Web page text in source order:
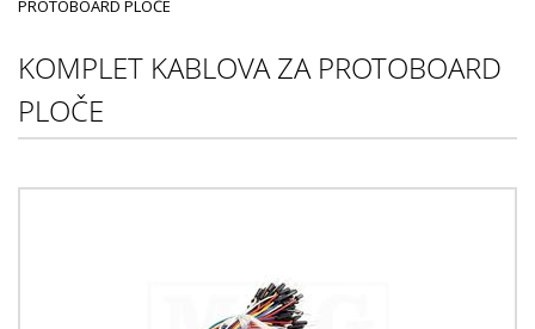
PROTOBOARD PLOČE
KOMPLET KABLOVA ZA PROTOBOARD
PLOČE